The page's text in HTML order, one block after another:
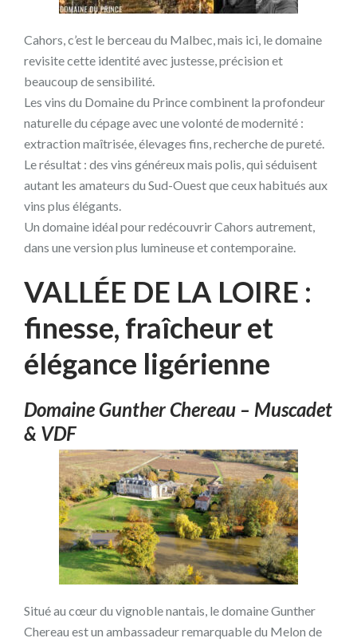
Cahors, c’est le berceau du Malbec, mais ici, le domaine
revisite cette identité avec justesse, précision et
beaucoup de sensibilité.
Les vins du Domaine du Prince combinent la profondeur
naturelle du cépage avec une volonté de modernité :
extraction maîtrisée, élevages fins, recherche de pureté.
Le résultat : des vins généreux mais polis, qui séduisent
autant les amateurs du Sud-Ouest que ceux habitués aux
vins plus élégants.
Un domaine idéal pour redécouvrir Cahors autrement,
dans une version plus lumineuse et contemporaine.
VALLÉE DE LA LOIRE :
finesse, fraîcheur et
élégance ligérienne
Domaine Gunther Chereau – Muscadet
& VDF
Situé au cœur du vignoble nantais, le domaine Gunther
Chereau est un ambassadeur remarquable du Melon de